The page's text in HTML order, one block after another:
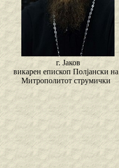
г. Јаков
викарен епископ Полјански на
Митрополитот струмички